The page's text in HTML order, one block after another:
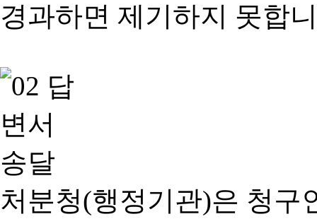
경과하면 제기하지 못합
처분청(행정기관)은 청구